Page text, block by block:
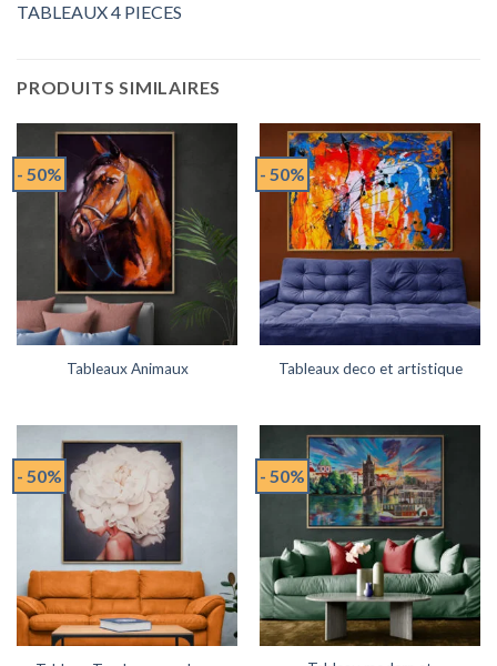
TABLEAUX 4 PIECES
PRODUITS SIMILAIRES
- 50%
Tableaux Animaux
- 50%
Tableaux deco et artistique
- 50% - 50%